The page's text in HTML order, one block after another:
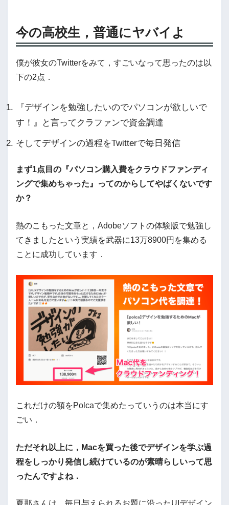
今の高校生，普通にヤバイよ
僕が彼女のTwitterをみて，すごいなって思ったのは以
下の2点．
『デザインを勉強したいのでパソコンが欲しいで
す！』と言ってクラファンで資金調達
そしてデザインの過程をTwitterで毎日発信
まず1点目の『パソコン購入費をクラウドファンディ
ングで集めちゃった』ってのからしてやばくないです
か？
熱のこもった文章と，Adobeソフトの体験版で勉強し
てきましたという実績を武器に13万8900円を集める
ことに成功しています．
これだけの額をPolcaで集めたっていうのは本当にす
ごい．
ただそれ以上に，Macを買った後でデザインを学ぶ過
程をしっかり発信し続けているのが素晴らしいって思
ったんですよね．